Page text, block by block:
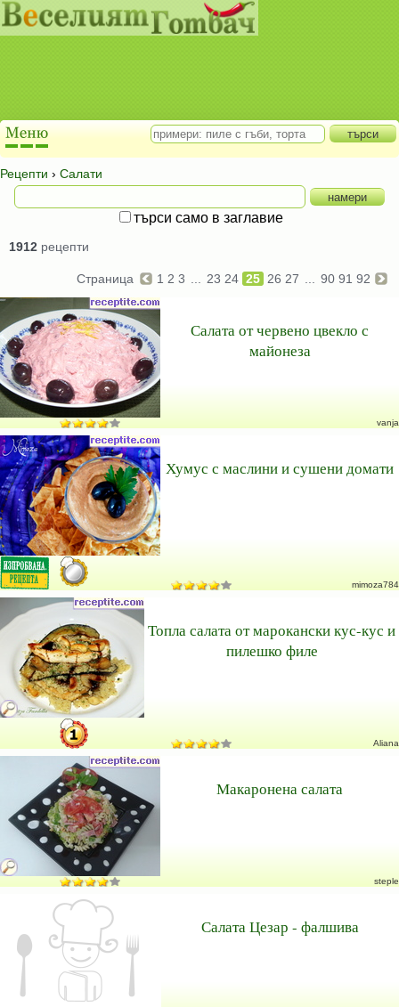
Рецепти › Салати
търси само в заглавие
1912 рецепти
Страница 1 2 3 23 24 25 26 27 90 91 92
Салата от червено цвекло с
майонеза
vanja
Хумус с маслини и сушени домати
mimoza784
Топла салата от марокански кус-кус и
пилешко филе
Aliana
Макаронена салата
steple
Салата Цезар - фалшива